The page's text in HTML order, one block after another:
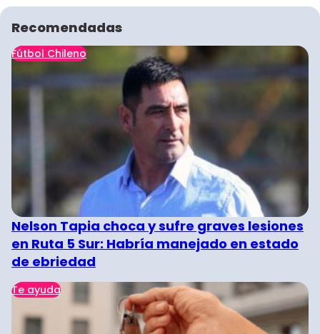
Recomendadas
Fútbol Chileno
Nelson Tapia choca y sufre graves lesiones
en Ruta 5 Sur: Habría manejado en estado
de ebriedad
Te ayuda